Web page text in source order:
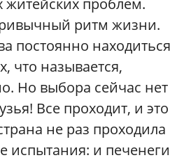
житейских проблем.
ритм жизни.
постоянно находиться
что называется,
Но выбора сейчас нет
Все проходит, и это
не раз проходила
испытания: и печенеги